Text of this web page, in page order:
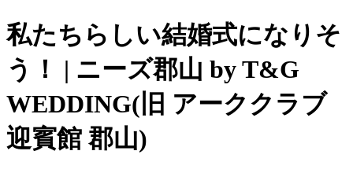
私たちらしい結婚式になりそ
う！ | ニーズ郡山 by T&G
WEDDING(旧 アーククラブ
迎賓館 郡山)